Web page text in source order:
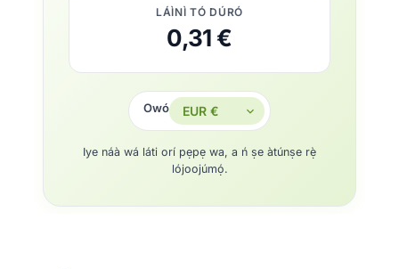
LÁÌNÌ TÓ DÚRÓ
0,31 €
Owó
Iye náà wá láti orí pẹpẹ wa, a ń ṣe àtúnṣe rẹ̀
lójoojúmọ́.